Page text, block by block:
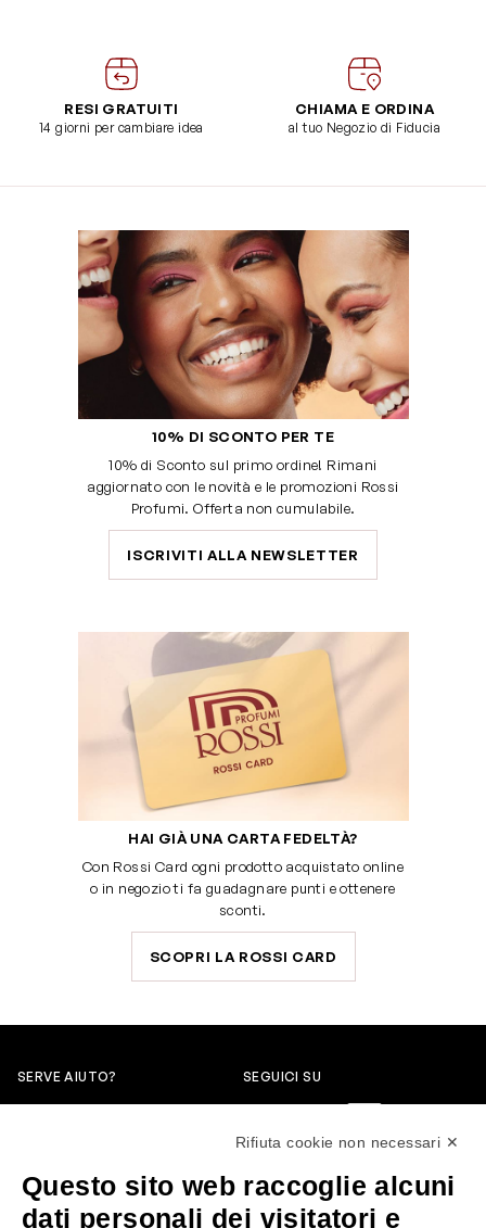
RESI GRATUITI
14 giorni per cambiare idea
CHIAMA E ORDINA
al tuo Negozio di Fiducia
10% DI SCONTO PER TE
10% di Sconto sul primo ordine! Rimani
aggiornato con le novità e le promozioni Rossi
Profumi. Offerta non cumulabile.
ISCRIVITI ALLA NEWSLETTER
HAI GIÀ UNA CARTA FEDELTÀ?
Con Rossi Card ogni prodotto acquistato online
o in negozio ti fa guadagnare punti e ottenere
sconti.
SCOPRI LA ROSSI CARD
SERVE AIUTO?
servizioclienti@rossiprofumi.it
SEGUICI SU
Rifiuta cookie non necessari ✕
Questo sito web raccoglie alcuni
dati personali dei visitatori e